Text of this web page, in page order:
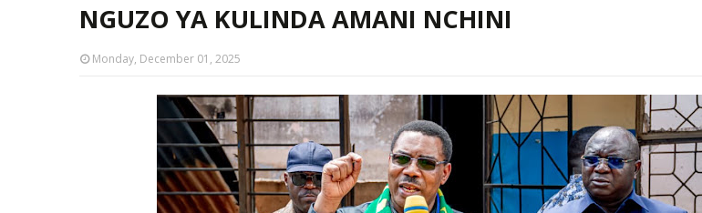
NGUZO YA KULINDA AMANI NCHINI
Monday, December 01, 2025